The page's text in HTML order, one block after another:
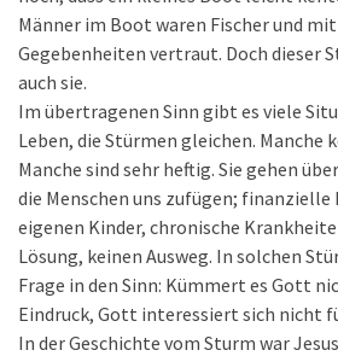
Männer im Boot waren Fischer und
Gegebenheiten vertraut. Doch dieser
auch sie.
Im übertragenen Sinn gibt es viele
Leben, die Stürmen gleichen. Manche
Manche sind sehr heftig. Sie gehen
die Menschen uns zufügen; finanzielle
eigenen Kinder, chronische
Lösung, keinen Ausweg. In solchen
Frage in den Sinn: Kümmert es Gott
Eindruck, Gott interessiert sich nicht
In der Geschichte vom Sturm war